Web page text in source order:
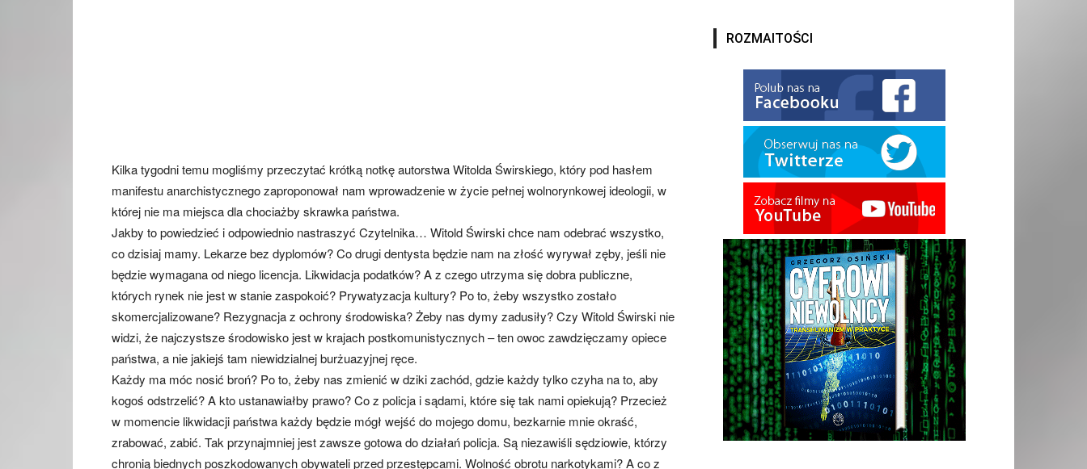
Kilka tygodni temu mogliśmy przeczytać krótką notkę autorstwa Witolda Świrskiego, który pod hasłem
manifestu anarchistycznego zaproponował nam wprowadzenie w życie pełnej wolnorynkowej ideologii, w
której nie ma miejsca dla chociażby skrawka państwa.
Jakby to powiedzieć i odpowiednio nastraszyć Czytelnika… Witold Świrski chce nam odebrać wszystko,
co dzisiaj mamy. Lekarze bez dyplomów? Co drugi dentysta będzie nam na złość wyrywał zęby, jeśli nie
będzie wymagana od niego licencja. Likwidacja podatków? A z czego utrzyma się dobra publiczne,
których rynek nie jest w stanie zaspokoić? Prywatyzacja kultury? Po to, żeby wszystko zostało
skomercjalizowane? Rezygnacja z ochrony środowiska? Żeby nas dymy zadusiły? Czy Witold Świrski nie
widzi, że najczystsze środowisko jest w krajach postkomunistycznych – ten owoc zawdzięczamy opiece
państwa, a nie jakiejś tam niewidzialnej burżuazyjnej ręce.
Każdy ma móc nosić broń? Po to, żeby nas zmienić w dziki zachód, gdzie każdy tylko czyha na to, aby
kogoś odstrzelić? A kto ustanawiałby prawo? Co z policja i sądami, które się tak nami opiekują? Przecież
w momencie likwidacji państwa każdy będzie mógł wejść do mojego domu, bezkarnie mnie okraść,
zrabować, zabić. Tak przynajmniej jest zawsze gotowa do działań policja. Są niezawiśli sędziowie, którzy
chronią biednych poszkodowanych obywateli przed przestępcami. Wolność obrotu narkotykami? A co z
ROZMAITOŚCI